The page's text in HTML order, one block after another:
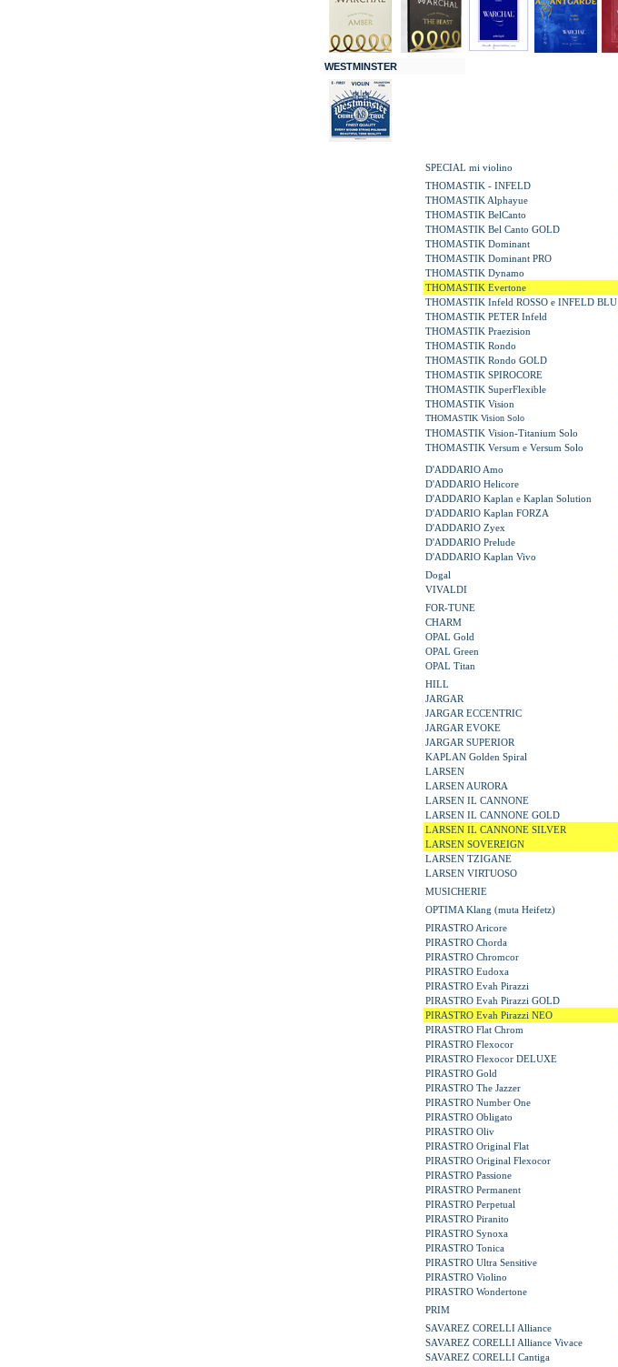
WESTMINSTER
SPECIAL mi violino
THOMASTIK - INFELD
THOMASTIK Alphayue
THOMASTIK BelCanto
THOMASTIK Bel Canto GOLD
THOMASTIK Dominant
THOMASTIK Dominant PRO
THOMASTIK Dynamo
THOMASTIK Evertone
THOMASTIK Infeld ROSSO e INFELD BLU
THOMASTIK PETER Infeld
THOMASTIK Praezision
THOMASTIK Rondo
THOMASTIK Rondo GOLD
THOMASTIK SPIROCORE
THOMASTIK SuperFlexible
THOMASTIK Vision
THOMASTIK Vision Solo
THOMASTIK Vision-Titanium Solo
THOMASTIK Versum e Versum Solo
D'ADDARIO Amo
D'ADDARIO Helicore
D'ADDARIO Kaplan e Kaplan Solution
D'ADDARIO Kaplan FORZA
D'ADDARIO Zyex
D'ADDARIO Prelude
D'ADDARIO Kaplan Vivo
Dogal
VIVALDI
FOR-TUNE
CHARM
OPAL Gold
OPAL Green
OPAL Titan
HILL
JARGAR
JARGAR ECCENTRIC
JARGAR EVOKE
JARGAR SUPERIOR
KAPLAN Golden Spiral
LARSEN
LARSEN AURORA
LARSEN IL CANNONE
LARSEN IL CANNONE GOLD
LARSEN IL CANNONE SILVER
LARSEN SOVEREIGN
LARSEN TZIGANE
LARSEN VIRTUOSO
MUSICHERIE
OPTIMA Klang (muta Heifetz)
PIRASTRO Aricore
PIRASTRO Chorda
PIRASTRO Chromcor
PIRASTRO Eudoxa
PIRASTRO Evah Pirazzi
PIRASTRO Evah Pirazzi GOLD
PIRASTRO Evah Pirazzi NEO
PIRASTRO Flat Chrom
PIRASTRO Flexocor
PIRASTRO Flexocor DELUXE
PIRASTRO Gold
PIRASTRO The Jazzer
PIRASTRO Number One
PIRASTRO Obligato
PIRASTRO Oliv
PIRASTRO Original Flat
PIRASTRO Original Flexocor
PIRASTRO Passione
PIRASTRO Permanent
PIRASTRO Perpetual
PIRASTRO Piranito
PIRASTRO Synoxa
PIRASTRO Tonica
PIRASTRO Ultra Sensitive
PIRASTRO Violino
PIRASTRO Wondertone
PRIM
SAVAREZ CORELLI Alliance
SAVAREZ CORELLI Alliance Vivace
SAVAREZ CORELLI Cantiga